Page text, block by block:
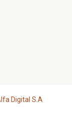
Digital S.A